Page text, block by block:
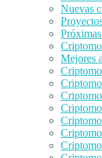
Nuevas
Mejores